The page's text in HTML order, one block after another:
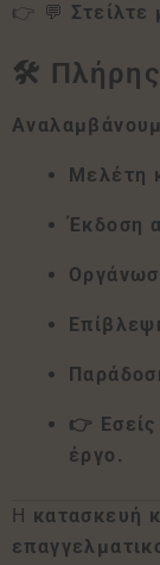
👉 💬
🛠 Πλήρης
Μελέτη
Έκδοση
👉
έργο.
Η κατασκευή